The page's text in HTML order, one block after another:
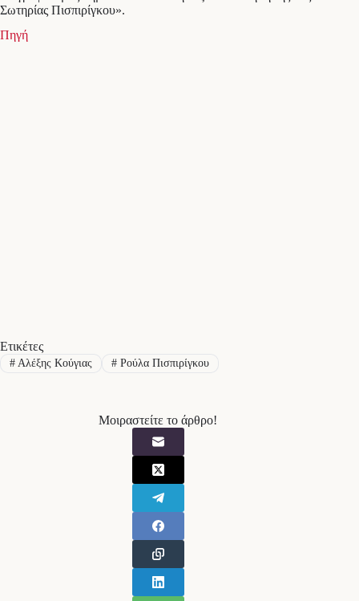
Σωτηρίας Πισπιρίγκου».
Πηγή
Ετικέτες
#Αλέξης Κούγιας #Ρούλα Πισπιρίγκου
Μοιραστείτε το άρθρο!